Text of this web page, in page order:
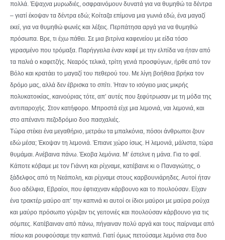
πολλά. Έψαχνα μυρωδιές, οσφραινόμουν δυνατά για να θυμηθώ τα δέντρα
– γιατί έκοψαν τα δέντρα εδώ; Κοίταζα επίμονα μια γωνιά εδώ, ένα μαγαζί
εκεί, για να θυμηθώ φωνές και λέξεις. Περπάτησα αργά για να θυμηθώ
πρόσωπα. Βρε, τι έχω πάθει. Σε μια βιτρίνα καφενείου με είδα τόσο
γερασμένο που τρόμαξα. Παρήγγειλα έναν καφέ με την ελπίδα να ήταν από
τα παλιά ο καφετζής. Νεαρός τελικά, τρίτη γενιά προσφύγων, ήρθε από τον
Βόλο και κρατάει το μαγαζί του πεθερού του. Με λίγη βοήθεια βρήκα τον
δρόμο μας, αλλά δεν έβρισκα το σπίτι. Ήταν το ισόγειο μιας μικρής
πολυκατοικίας, καινούριας τότε, απ’ αυτές που ξεφύτρωσαν με τη μόδα της
αντιπαροχής. Στον κατήφορο. Μπροστά είχε μια λεμονιά, ναι λεμονιά, και
στο απέναντι πεζοδρόμιο δυο πασχαλιές.
Τώρα στέκει ένα μεγαθήριο, μετράω τα μπαλκόνια, πόσοι άνθρωποι ζουν
εδώ μέσα; Έκοψαν τη λεμονιά. Έπιανε χώρο ίσως. Η λεμονιά, μάλιστα, τώρα
θυμάμαι. Ανέβαινα πάνω. Έκοβα λεμόνια. Μ’ έστελνε η μάνα. Για το φαΐ.
Κάποτε κόβαμε με τον Γιάννη και ρίχναμε, κατέβαινε κι ο Παναγιώτης, ο
ξάδελφος από τη Νεάπολη, και ρίχναμε στους καρβουνιάρηδες. Αυτοί ήταν
δυο αδέλφια, Εβραίοι, που έφτιαχναν κάρβουνο και το πουλούσαν. Είχαν
ένα τρακτέρ μαύρο απ’ την καπνιά κι αυτοί οι ίδιοι μαύροι με μαύρα ρούχα
και μαύρο πρόσωπο γύριζαν τις γειτονιές και πουλούσαν κάρβουνο για τις
σόμπες. Κατέβαιναν από πάνω, πήγαιναν πολύ αργά και τους παίρναμε από
πίσω και ρουφούσαμε την καπνιά. Γιατί όμως πετούσαμε λεμόνια στα δυο